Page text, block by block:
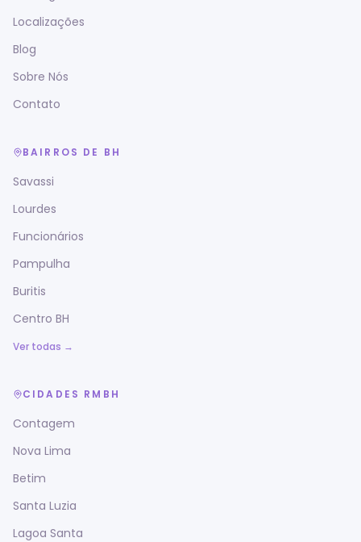
Localizações
Blog
Sobre Nós
Contato
BAIRROS DE BH
Savassi
Lourdes
Funcionários
Pampulha
Buritis
Centro BH
Ver todas →
CIDADES RMBH
Contagem
Nova Lima
Betim
Santa Luzia
Lagoa Santa